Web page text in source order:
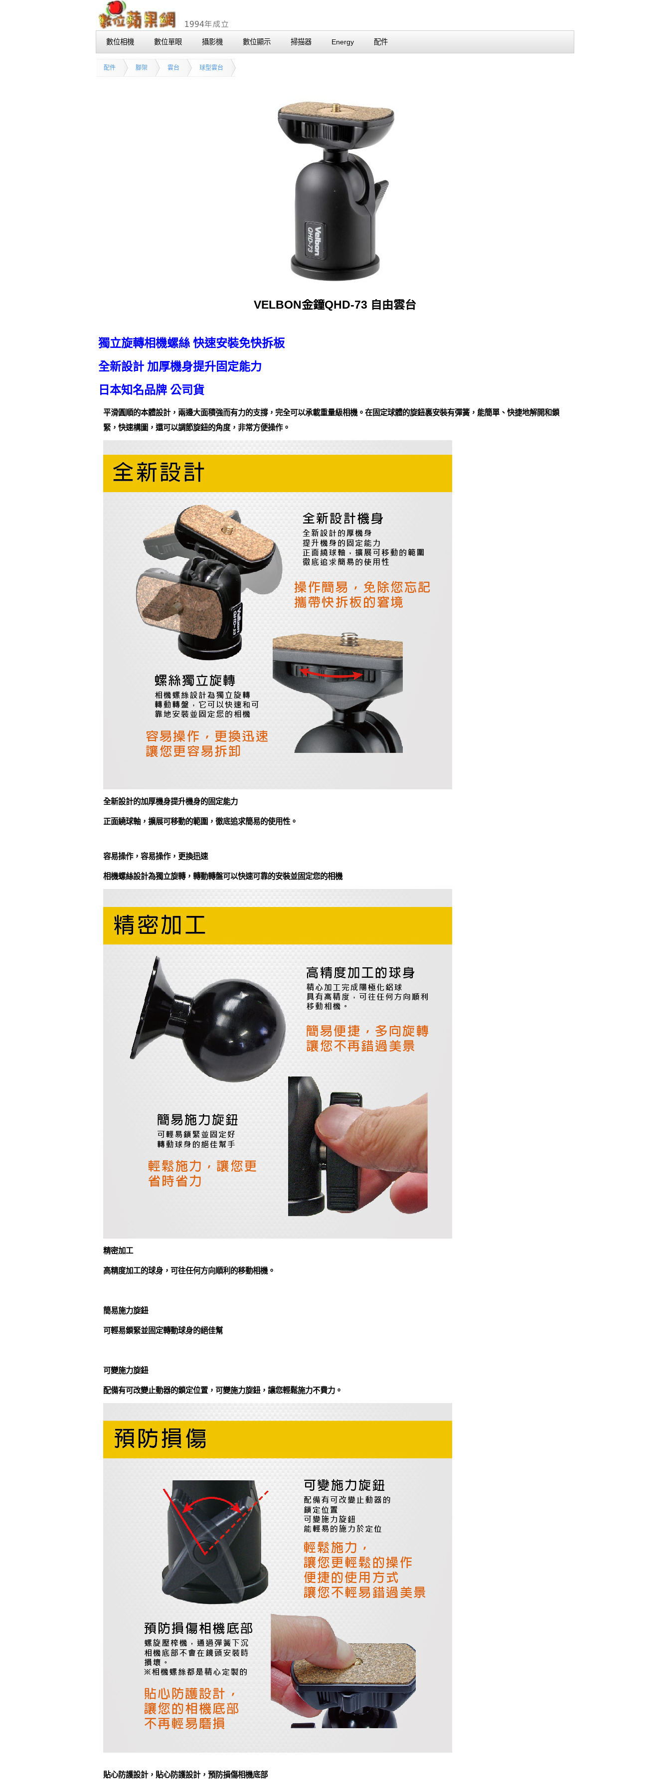
數位相機 數位單眼 攝影機 數位顯示 掃描器 Energy 配件
配件 腳架 雲台 球型雲台
VELBON金鐘QHD-73 自由雲台
獨立旋轉相機螺絲 快速安裝免快拆板
全新設計 加厚機身提升固定能力
日本知名品牌 公司貨
平滑圓順的本體設計，兩邊大面積強而有力的支撐，完全可以承載重量級相機。在固定球體的旋鈕裏安裝有彈簧，能簡單、快捷地解開和鎖
緊，快速構圖，還可以調節旋鈕的角度，非常方便操作。
全新設計的加厚機身提升機身的固定能力
正面繞球軸，擴展可移動的範圍，徹底追求簡易的使用性。
容易操作，容易操作，更換迅速
相機螺絲設計為獨立旋轉，轉動轉盤可以快速可靠的安裝並固定您的相機
精密加工
高精度加工的球身，可往任何方向順利的移動相機。
簡易施力旋鈕
可輕易鎖緊並固定轉動球身的絕佳幫
可變施力旋鈕
配備有可改變止動器的鎖定位置，可變施力旋鈕，讓您輕鬆施力不費力。
貼心防護設計，貼心防護設計，預防損傷相機底部